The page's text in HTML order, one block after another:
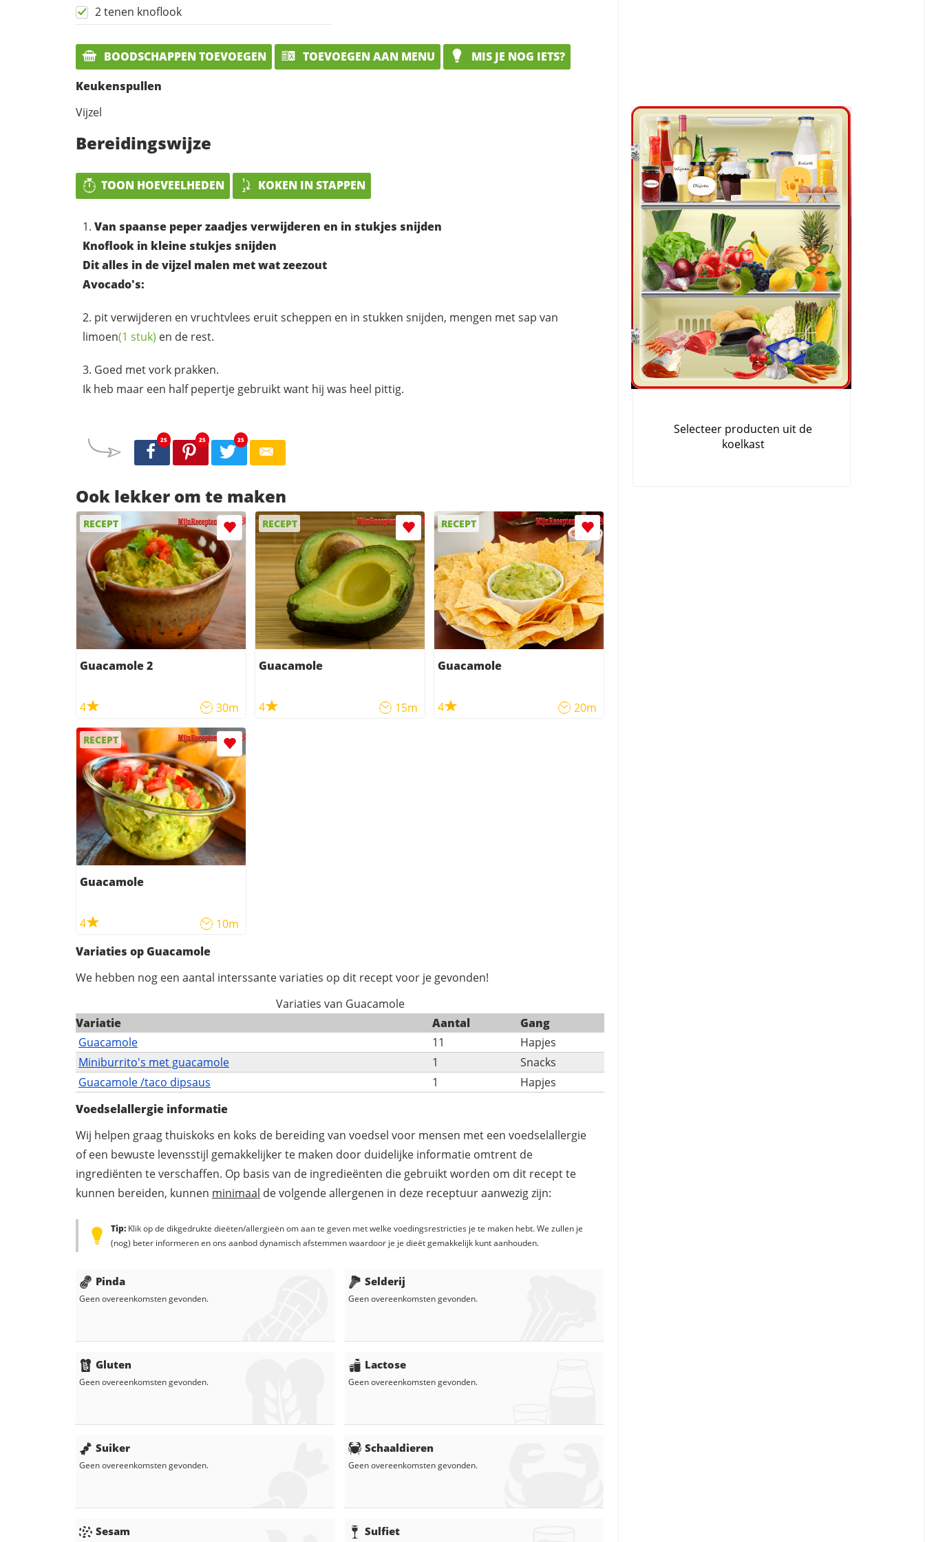
2 tenen knoflook
BOODSCHAPPEN TOEVOEGEN TOEVOEGEN AAN MENU
MIS JE NOG IETS?
Keukenspullen
Vijzel
Bereidingswijze
TOON HOEVEELHEDEN KOKEN IN STAPPEN
Van spaanse peper zaadjes verwijderen en in stukjes snijden
Knoflook in kleine stukjes snijden
Dit alles in de vijzel malen met wat zeezout
Avocado's:
pit verwijderen en vruchtvlees eruit scheppen en in stukken snijden, mengen met sap van
limoen(1 stuk) en de rest.
Goed met vork prakken.
Ik heb maar een half pepertje gebruikt want hij was heel pittig.
25 25 25
Ook lekker om te maken
RECEPT
Guacamole 2
4 30m
RECEPT
Guacamole
4 15m
RECEPT
Guacamole
4 20m
RECEPT
Guacamole
4
10m
Variaties op Guacamole
We hebben nog een aantal interssante variaties op dit recept voor je gevonden!
Variaties van Guacamole
Variatie
Aantal
Gang
Guacamole
11
Hapjes
Miniburrito's met guacamole
1
Snacks
Guacamole /taco dipsaus
1
Hapjes
Voedselallergie informatie
Wij helpen graag thuiskoks en koks de bereiding van voedsel voor mensen met een voedselallergie
of een bewuste levensstijl gemakkelijker te maken door duidelijke informatie omtrent de
ingrediënten te verschaffen. Op basis van de ingredieënten die gebruikt worden om dit recept te
kunnen bereiden, kunnen minimaal de volgende allergenen in deze receptuur aanwezig zijn:
Tip: Klik op de dikgedrukte dieëten/allergieën om aan te geven met welke voedingsrestricties je te maken hebt. We zullen je
(nog) beter informeren en ons aanbod dynamisch afstemmen waardoor je je dieët gemakkelijk kunt aanhouden.
Pinda
Geen overeenkomsten gevonden.
Gluten
Geen overeenkomsten gevonden.
Suiker
Geen overeenkomsten gevonden.
Sesam
Selderij
Geen overeenkomsten gevonden.
Lactose
Geen overeenkomsten gevonden.
Schaaldieren
Geen overeenkomsten gevonden.
Sulfiet